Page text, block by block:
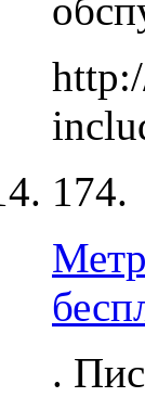
174.
.